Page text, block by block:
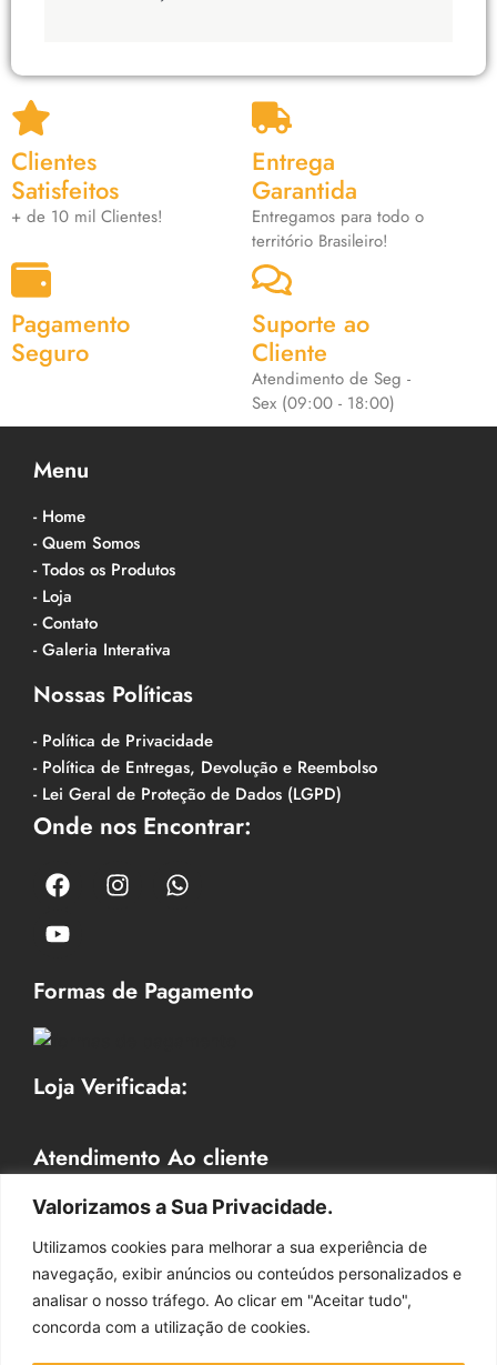
Valorizamos a Sua Privacidade.
Utilizamos cookies para melhorar a sua experiência de
navegação, exibir anúncios ou conteúdos personalizados e
analisar o nosso tráfego. Ao clicar em "Aceitar tudo",
concorda com a utilização de cookies.
Clientes
Satisfeitos
+ de 10 mil Clientes!
Entrega
Garantida
Entregamos para todo o
território Brasileiro!
Pagamento
Seguro
Suporte ao
Cliente
Atendimento de Seg -
Sex (09:00 - 18:00)
Menu
- Home
- Quem Somos
- Todos os Produtos
- Loja
- Contato
- Galeria Interativa
Nossas Políticas
- Política de Privacidade
- Política de Entregas, Devolução e Reembolso
- Lei Geral de Proteção de Dados (LGPD)
Onde nos Encontrar:
Formas de Pagamento
Loja Verificada:
Atendimento Ao cliente
Horário de Atendimento
Segunda a Sexta 09hr às 18 hr
Contato: (41) 9 9732-2156
Whatsapp: (41) 9 9732-2156
E-mail: vendasdecoralle@gmail.com